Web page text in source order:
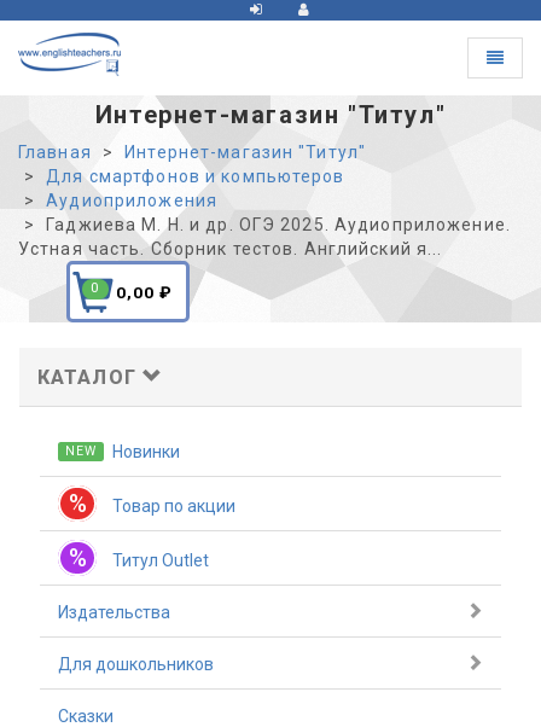
Toggle
Интернет-магазин "Титул"
Главная
Интернет-магазин "Титул"
Для смартфонов и компьютеров
Аудиоприложения
Гаджиева М. Н. и др. ОГЭ 2025. Аудиоприложение.
Устная часть. Сборник тестов. Английский я...
0 0,00 ₽
КАТАЛОГ
NEW Новинки
% Товар по акции
% Титул Outlet
Издательства
Для дошкольников
Сказки